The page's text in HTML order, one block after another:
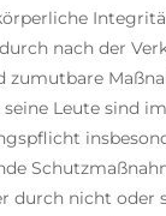
nach der
zumutbare
Leute sind
durch nicht oder